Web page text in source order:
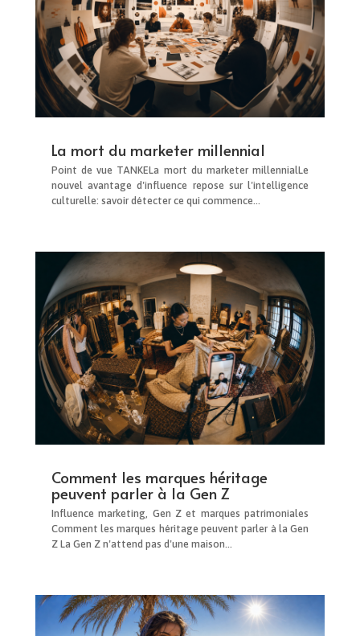
La mort du marketer millennial
Point de vue TANKELa mort du marketer millennialLe
nouvel avantage d'influence repose sur l'intelligence
culturelle: savoir détecter ce qui commence...
Comment les marques héritage
peuvent parler à la Gen Z
Influence marketing, Gen Z et marques patrimoniales
Comment les marques héritage peuvent parler à la Gen
Z La Gen Z n'attend pas d'une maison...